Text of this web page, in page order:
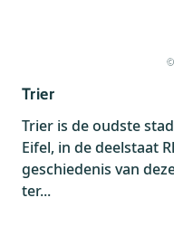
©
Trier
Trier is de oudste
Eifel, in de deelstaat
geschiedenis van
ter...